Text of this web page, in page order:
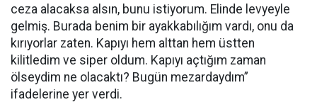
ceza alacaksa alsın, bunu istiyorum. Elinde levyeyle
gelmiş. Burada benim bir ayakkabılığım vardı, onu da
kırıyorlar zaten. Kapıyı hem alttan hem üstten
kilitledim ve siper oldum. Kapıyı açtığım zaman
ölseydim ne olacaktı? Bugün mezardaydım”
ifadelerine yer verdi.